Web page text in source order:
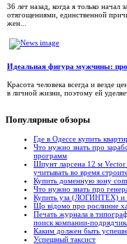
36 лет назад, когда я только начал
отягощениями, единственной
жен...
Идеальная фигура мужчины:
Красота человека всегда и везде
в личной жизни, поэтому ей
Популярные обзоры
Где в Одессе купить
Что нужно знать про
программ
Шпунт ларсена 12 м Vector
учитывать во время
Купить доменную зону
Что нужно знать про
Купить уза (ЛОГИНТЕХ) и
Що відомо про рослинне
Печать журнала в
поиск компании-
Каким должен быть
Успешный таксист